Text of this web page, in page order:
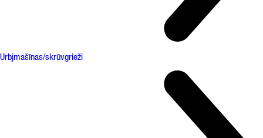
Urbjmašīnas/skrūvgrieži